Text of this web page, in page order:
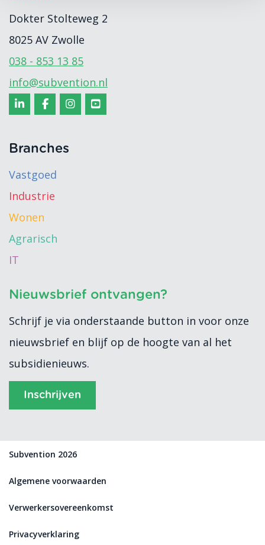
Dokter Stolteweg 2
8025 AV Zwolle
038 - 853 13 85
info@subvention.nl
Branches
Vastgoed
Industrie
Wonen
Agrarisch
IT
Nieuwsbrief ontvangen?
Schrijf je via onderstaande button in voor onze
nieuwsbrief en blijf op de hoogte van al het
subsidienieuws.
Inschrijven
Subvention 2026
Algemene voorwaarden
Verwerkersovereenkomst
Privacyverklaring